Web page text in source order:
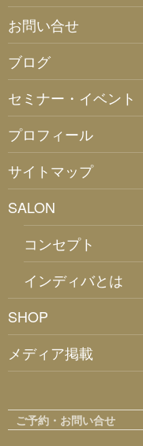
お問い合せ
ブログ
セミナー・イベント
プロフィール
サイトマップ
SALON
コンセプト
インディバとは
SHOP
メディア掲載
ご予約・お問い合せ